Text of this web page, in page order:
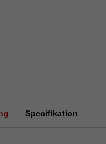
Specifikation